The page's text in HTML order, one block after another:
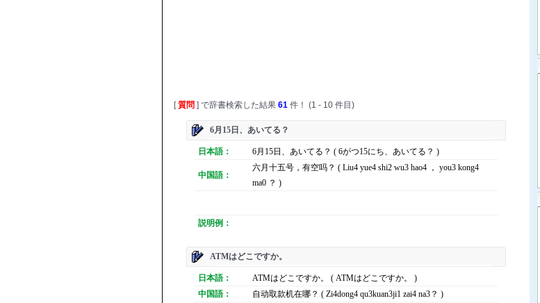
[質問 ] で辞書検索した結果 61 件！ (1 - 10 件目)
6月15日、あいてる？
日本語： 6月15日、あいてる？ ( 6がつ15にち、あいてる？ )
中国語：
六月十五号，有空吗？ ( Liu4 yue4 shi2 wu3 hao4 ， you3 kong4
ma0 ？ )
説明例：
ATMはどこですか。
日本語：
ATMはどこですか。 ( ATMはどこですか。 )
中国語：
自动取款机在哪？ ( Zi4dong4 qu3kuan3ji1 zai4 na3？ )